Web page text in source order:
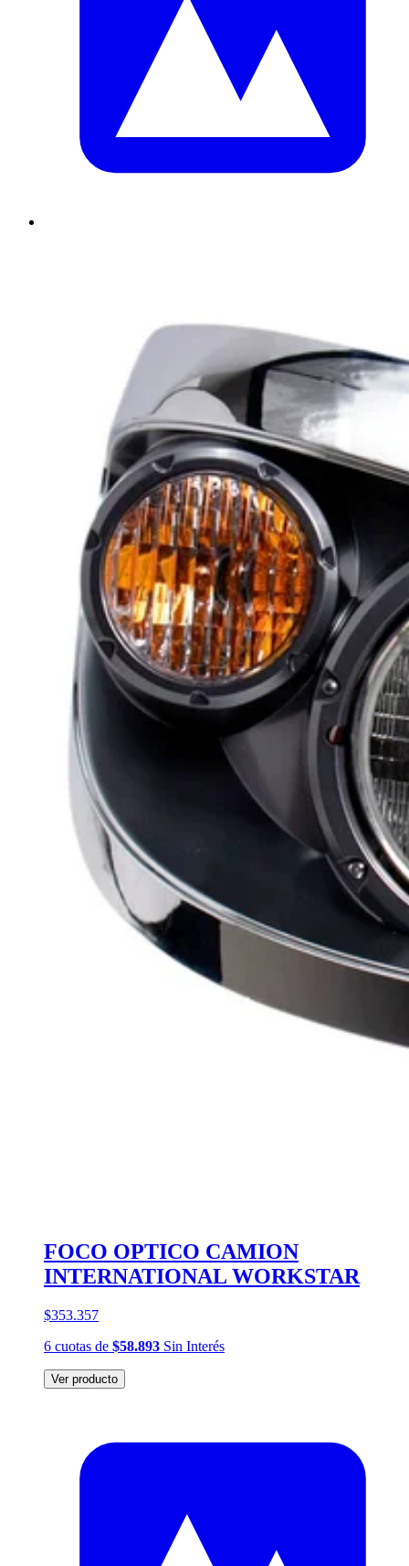
FOCO OPTICO CAMION
INTERNATIONAL WORKSTAR
$353.357
6 cuotas de $58.893 Sin Interés
Ver producto